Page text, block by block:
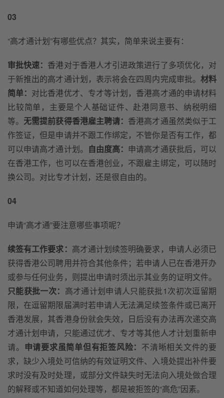
03
“高才通计划”有哪些优点？其实，简单来说主要有：
审批快速： 香港对于香港人才引进政策进行了多项优化，对
于新推出的高才通计划，表示将会在四周内完成审批。 材料
简单： 对比香港优才、专才等计划，香港高才通的申请材料
比较简单，主要是个人基础证件、赴港同意书、纳税明细
等。 无需提前获得香港雇主聘请： 香港高才通虽然类似于工
作签证，但是申请并不跟工作绑定，不管你是否有工作，都
可以申请高才通计划。 自由度高： 申请高才通获批后，可以
在香港工作，也可以在香港创业，不跟雇主绑定，可以随时
换公司。对比专才计划，还是很自由的。
04
申请“高才通”要注意哪些事项呢？
续签有工作要求： 高才通计划续签明确要求，申请人必须已
获得香港公司聘用并符合其他条件；若申请人已在香港开办
或参与任何业务，则提出申请时须出示其业务的证明文件。
只能获批一次： 高才通计划申请人只能获批1次初次逗留期
限，在逗留期限届满时若申请人无法满足续签条件或已离开
香港发展，其香港身份就会失效，日后没有办法再次递交高
才通计划申请，只能通过优才、专才等其他人才计划重新申
请。 申请要求虽简单但有拒签风险： 不清晰相关文件的要
求，缺少入境处可信纳的有效证明文件、入境处提出补件要
求时没有及时处理，或部分文件缺失时无法向入境处做合理
的解释或不知道如何处理等，都是被拒签的“高危”因素。